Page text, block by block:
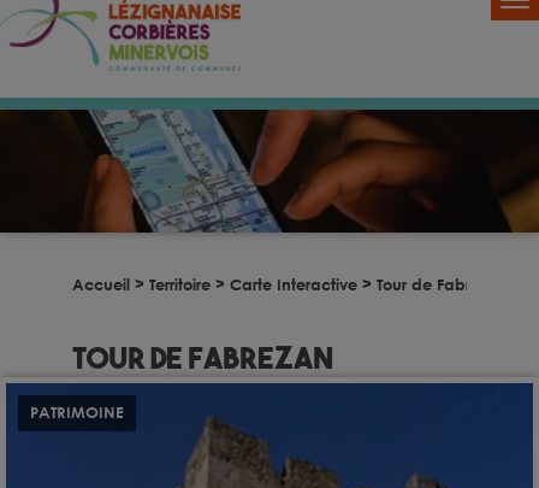
Accueil > Territoire > Carte Interactive > Tour de Fabrezan
Tour de Fabrezan
PATRIMOINE